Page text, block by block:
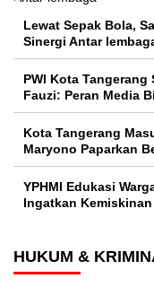
Lewat Sepak Bola,
Sinergi Antar
PWI Kota Tangerang
Fauzi: Peran Media
Kota Tangerang
Maryono Paparkan
YPHMI Edukasi
Ingatkan
HUKUM &